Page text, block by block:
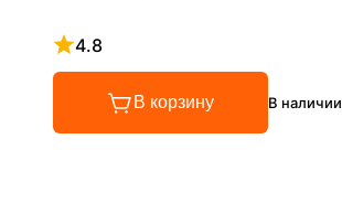
4.8
Рейтинг 4.8 из 5
В корзину В наличии